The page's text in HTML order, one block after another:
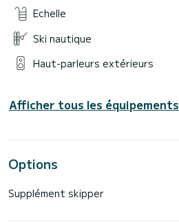
Echelle
Ski nautique
Haut-parleurs extérieurs
Afficher tous les équipements
Options
Supplément skipper